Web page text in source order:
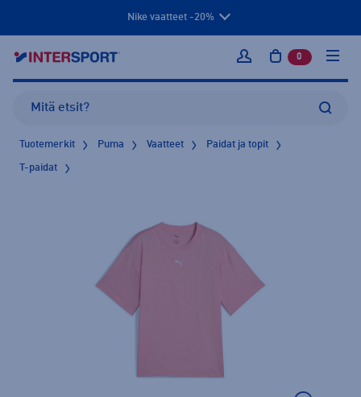
Nike vaatteet -20%
Kirjaudu sisään
0 tuotetta
Tuotemerkit Puma Vaatteet Paidat ja topit
T-paidat